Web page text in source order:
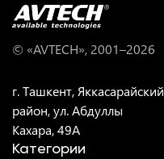
© «AVTECH», 2001–2026
г. Ташкент, Яккасарайский
район, ул. Абдуллы
Кахара, 49A
Категории